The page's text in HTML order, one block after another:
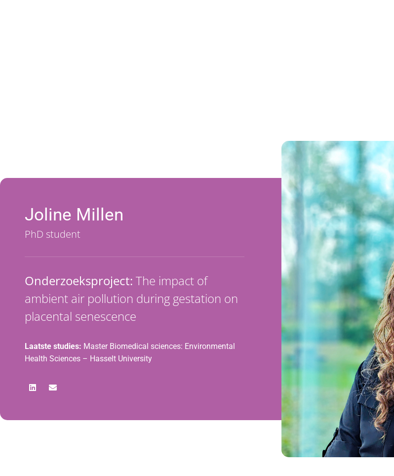
Joline Millen
PhD student
Onderzoeksproject: The impact of
ambient air pollution during gestation on
placental senescence
Laatste studies: Master Biomedical sciences: Environmental
Health Sciences – Hasselt University